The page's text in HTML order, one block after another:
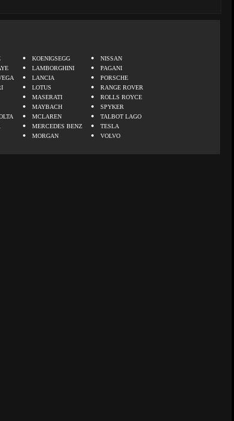
KOENIGSEGG
LAMBORGHINI
LANCIA
LOTUS
MASERATI
MAYBACH
MCLAREN
MERCEDES BENZ
MORGAN
NISSAN
PAGANI
PORSCHE
RANGE ROVER
ROLLS ROYCE
SPYKER
TALBOT LAGO
TESLA
VOLVO